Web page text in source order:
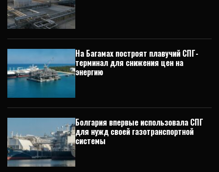
На Багамах построят плавучий СПГ-
терминал для снижения цен на
энергию
Болгария впервые использовала СПГ
для нужд своей газотранспортной
системы